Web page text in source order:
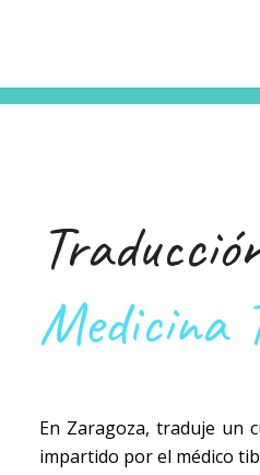
Medicina
En Zaragoza, traduje un
impartido por el médico